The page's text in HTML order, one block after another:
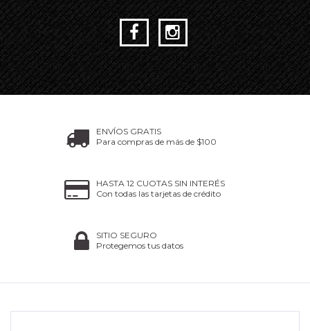
ENVÍOS GRATIS
Para compras de más de $100
HASTA 12 CUOTAS SIN INTERÉS
Con todas las tarjetas de crédito
SITIO SEGURO
Protegemos tus datos